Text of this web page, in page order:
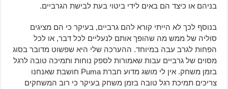
בניהם או כיצד הם באים לידי ביטוי בעת לבישת הגרביים.
בנוסף לכך לא הייתי קורא להם גרביים, בעיקר כי הם מציגים
סוליה של ממש מה שהופך אותם לנעליים לכל דבר, או לכל
הפחות לגרב עבה במיוחד. ההערכה שלי היא שפשוט מדובר בסוג
מסוים של גרביים עבות שאמורות לספק נוחות ותמיכה טובה לרגל
בזמן משחק. אין לי מושג מדוע חברת Puma חושבת שאנחנו
צריכים תמיכת רגל טובה בזמן משחק בעיקר כי רוב המשחקים